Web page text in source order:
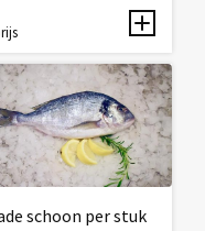
schoon per stuk